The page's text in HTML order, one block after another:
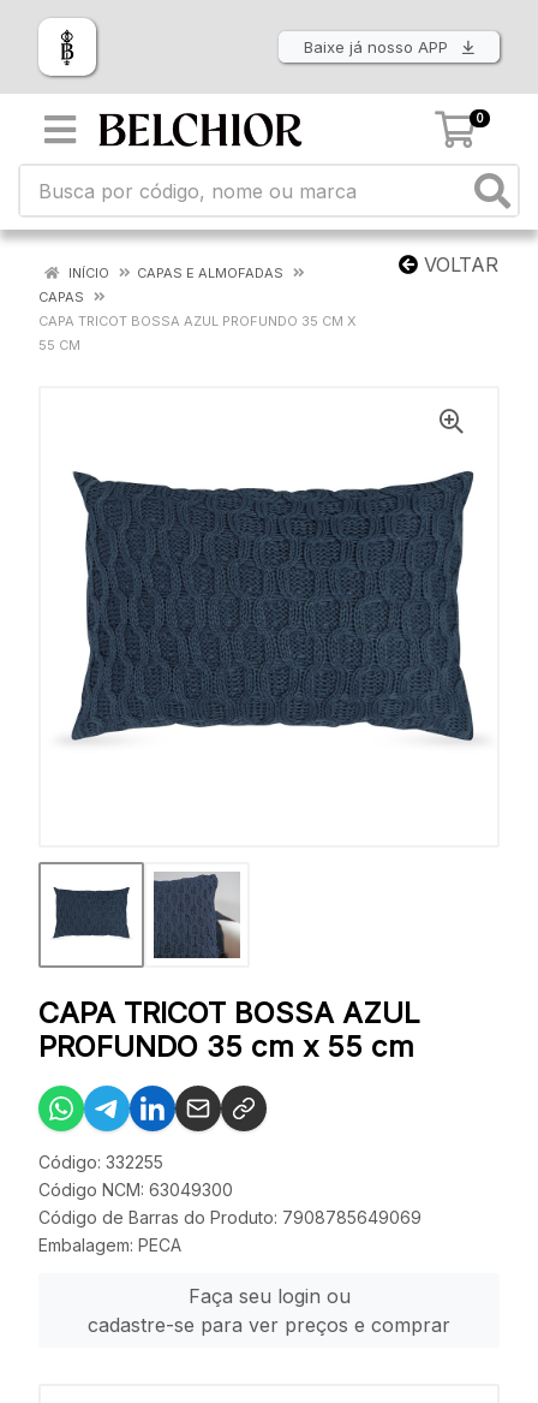
Baixe já nosso APP
0
VOLTAR
INÍCIO
CAPAS E ALMOFADAS
CAPAS
CAPA TRICOT BOSSA AZUL PROFUNDO 35 CM X
55 CM
CAPA TRICOT BOSSA AZUL
PROFUNDO 35 cm x 55 cm
Código: 332255
Código NCM: 63049300
Código de Barras do Produto: 7908785649069
Embalagem: PECA
Faça seu login ou
cadastre-se para ver preços e comprar